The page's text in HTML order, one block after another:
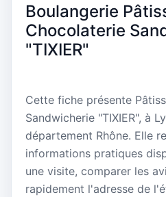
Boulangerie
Chocolaterie
"TIXIER"
Cette fiche présente
Sandwicherie "TIXIER", à
département Rhône. Elle
informations pratiques
une visite, comparer les
rapidement l'adresse de